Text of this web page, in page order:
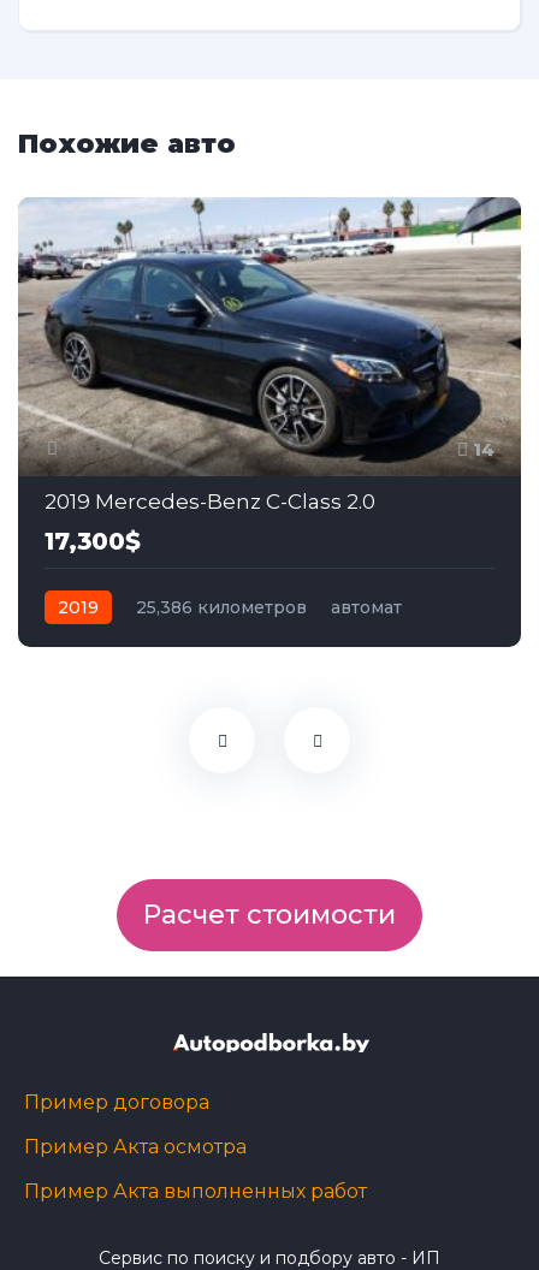
Похожие авто
14
2019 Mercedes-Benz C-Class 2.0
17,300$
2019 25,386 километров
автомат
Расчет стоимости
Пример договора
Пример Акта осмотра
Пример Акта выполненных работ
Сервис по поиску и подбору авто - ИП